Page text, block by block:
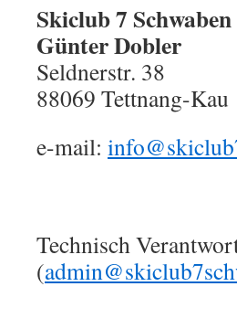
Skiclub 7 Schwaben
Günter Dobler
Seldnerstr. 38
88069 Tettnang-Kau
e-mail:
Technisch
(